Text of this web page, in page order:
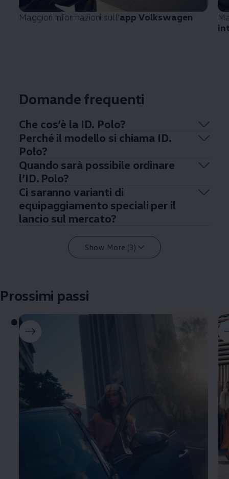
Maggiori informazioni sull’app Volkswagen
Domande frequenti
Che cos’è la ID. Polo?
Perché il modello si chiama ID.
Polo?
Quando sarà possibile ordinare
l’ID. Polo?
Ci saranno varianti di
equipaggiamento speciali per il
lancio sul mercato?
Show More (3)
Prossimi passi